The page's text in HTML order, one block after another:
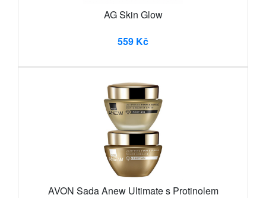
AG Skin Glow
559 Kč
AVON Sada Anew Ultimate s Protinolem